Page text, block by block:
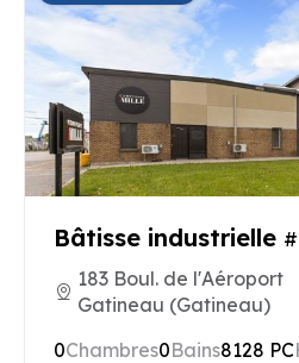
Bâtisse industrielle
183 Boul. de l'Aéroport
Gatineau (Gatineau)
0Chambres0Bains8128 PC